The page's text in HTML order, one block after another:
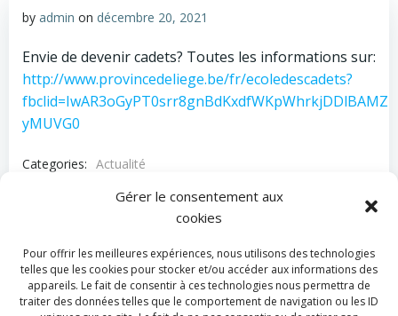
Gérer le consentement aux
cookies
Pour offrir les meilleures expériences, nous utilisons des technologies
telles que les cookies pour stocker et/ou accéder aux informations des
appareils. Le fait de consentir à ces technologies nous permettra de
traiter des données telles que le comportement de navigation ou les ID
by admin on décembre 20, 2021
Envie de devenir cadets? Toutes les informations sur:
http://www.provincedeliege.be/fr/ecoledescadets?
yMUVG0
Categories: Actualité
Post
navigation
Post
navigation
Comments are closed